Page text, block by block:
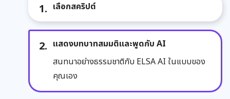
เลือกสคริปต์
แสดงบทบาทสมมติและพูดกับ AI
สนทนาอย่างธรรมชาติกับ ELSA AI ในแบบของ
คุณเอง